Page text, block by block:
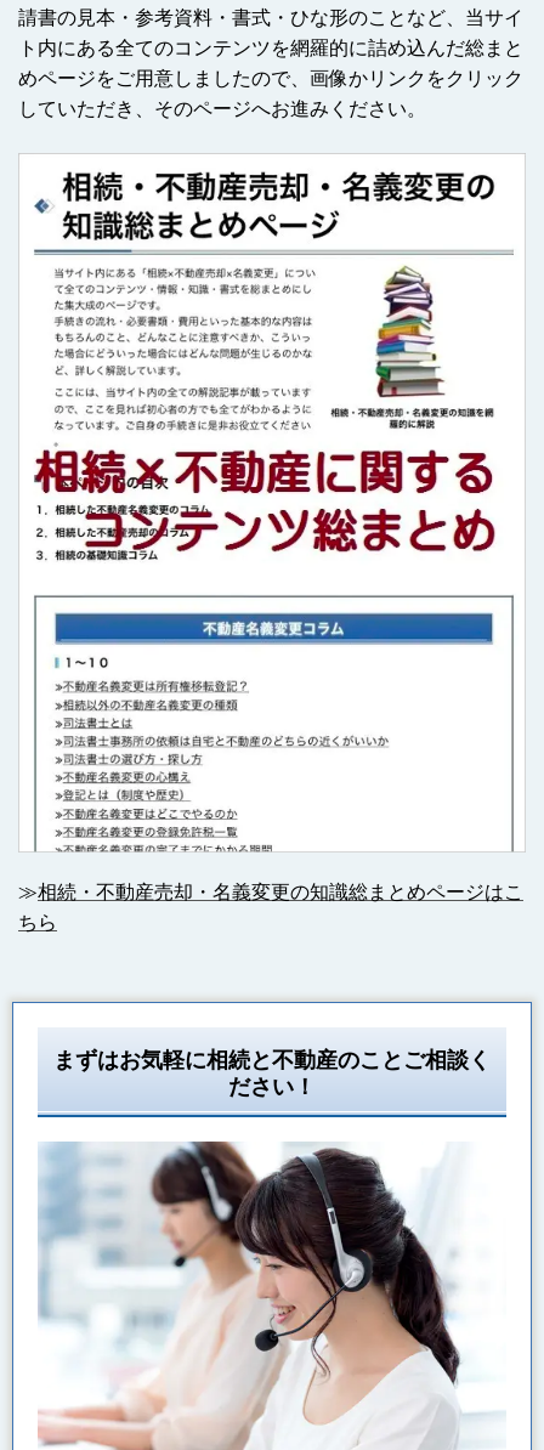
請書の見本・参考資料・書式・ひな形のことなど、当サイ
ト内にある全てのコンテンツを網羅的に詰め込んだ総まと
めページをご用意しましたので、画像かリンクをクリック
していただき、そのページへお進みください。
≫相続・不動産売却・名義変更の知識総まとめページはこ
ちら
まずはお気軽に相続と不動産のことご相談く
ださい！